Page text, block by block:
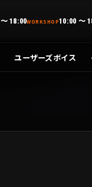
18:00WORKSHOP10:00 〜
ユーザーズボイス